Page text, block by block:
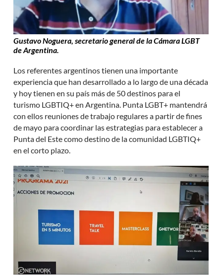
Gustavo Noguera, secretario general de la Cámara LGBT
de Argentina.
Los referentes argentinos tienen una importante
experiencia que han desarrollado a lo largo de una década
y hoy tienen en su país más de 50 destinos para el
turismo LGBTIQ+ en Argentina. Punta LGBT+ mantendrá
con ellos reuniones de trabajo regulares a partir de fines
de mayo para coordinar las estrategias para establecer a
Punta del Este como destino de la comunidad LGBTIQ+
en el corto plazo.